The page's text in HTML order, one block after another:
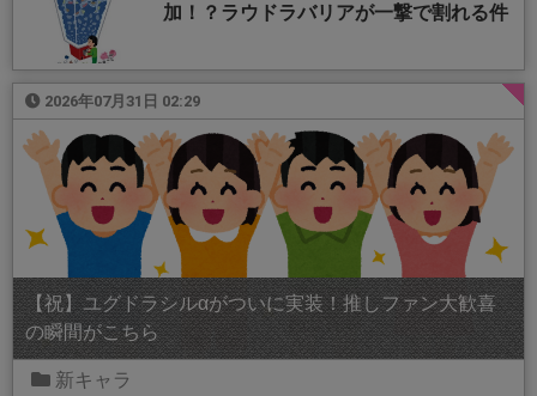
加！？ラウドラバリアが一撃で割れる件
2026年07月31日 02:29
【祝】ユグドラシルαがついに実装！推しファン大歓喜
の瞬間がこちら
新キャラ